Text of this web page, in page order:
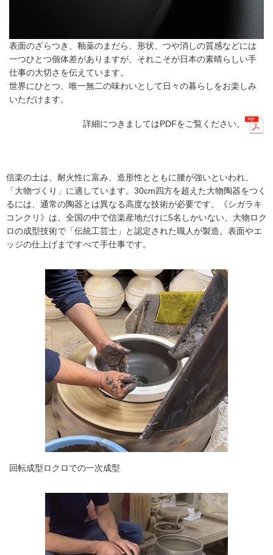
表⾯のざらつき、釉薬のまだら、形状、つや消しの質感などには
⼀つひとつ個体差がありますが、それこそが日本の素晴らしい手
仕事の大切さを伝えています。
世界にひとつ、唯一無二の味わいとして日々の暮らしをお楽しみ
いただけます。
詳細につきましてはPDFをご覧ください。
信楽の土は、耐火性に富み、造形性とともに腰が強いといわれ、
「大物づくり」に適しています。30cm四⽅を超えた⼤物陶器をつく
るには、通常の陶器とは異なる⾼度な技術が必要です。《シガラキ
コンクリ》は、全国の中で信楽産地だけに5名しかいない、⼤物ロク
ロの成型技術で「伝統⼯芸⼠」と認定された職⼈が製造。表⾯やエ
ッジの仕上げまですべて⼿仕事です。
回転成型ロクロでの一次成型